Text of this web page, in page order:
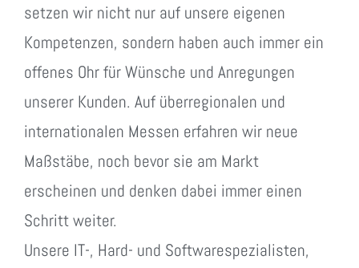
setzen wir nicht nur auf unsere eigenen
Kompetenzen, sondern haben auch immer ein
offenes Ohr für Wünsche und Anregungen
unserer Kunden. Auf überregionalen und
internationalen Messen erfahren wir neue
Maßstäbe, noch bevor sie am Markt
erscheinen und denken dabei immer einen
Schritt weiter.
Unsere IT-, Hard- und Softwarespezialisten,